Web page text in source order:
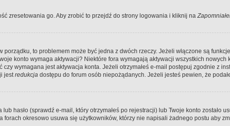
zresetowania go. Aby zrobić to przejdź do strony logowania i kliknij na
to problemem może być jedna z dwóch rzeczy. Jeżeli włączone są
konto wymaga aktywacji? Niektóre fora wymagają aktywacji wszystkich
wymagana jest aktywacja konta. Jeżeli otrzymałeś e-mail postępuj zgodnie z
jestredukcja dostępu do forum osób niepożądanych. Jeżeli jesteś pewien, że
hasło (sprawdź e-mail, który otrzymałeś po rejestracji) lub Twoje konto zostało
okresowo usuwa się użytkowników, którzy nie napisali żadnego postu aby